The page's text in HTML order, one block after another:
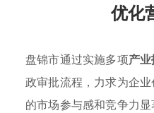
优化
盘锦市通过实施多项产
政审批流程，力求为企
的市场参与感和竞争力